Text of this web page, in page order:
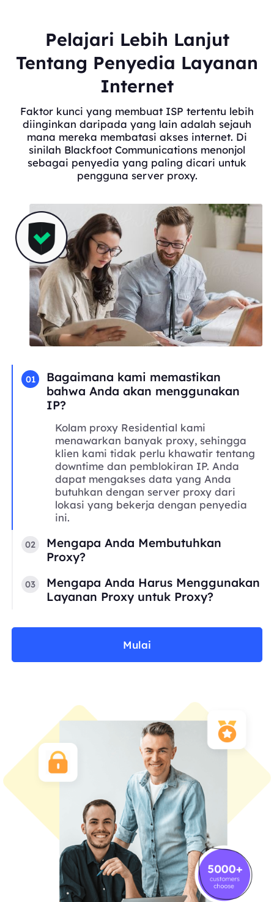
Pelajari Lebih Lanjut
Tentang Penyedia Layanan
Internet
Faktor kunci yang membuat ISP tertentu lebih
diinginkan daripada yang lain adalah sejauh
mana mereka membatasi akses internet. Di
sinilah Blackfoot Communications menonjol
sebagai penyedia yang paling dicari untuk
pengguna server proxy.
01
Bagaimana kami memastikan
bahwa Anda akan menggunakan
IP?
Kolam proxy Residential kami
menawarkan banyak proxy, sehingga
klien kami tidak perlu khawatir tentang
downtime dan pemblokiran IP. Anda
dapat mengakses data yang Anda
butuhkan dengan server proxy dari
lokasi yang bekerja dengan penyedia
ini.
02
Mengapa Anda Membutuhkan
Proxy?
03
Mengapa Anda Harus Menggunakan
Layanan Proxy untuk Proxy?
Mulai